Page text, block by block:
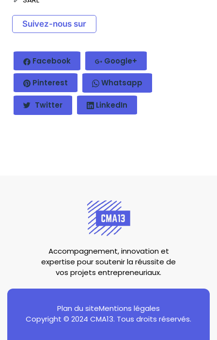
Suivez-nous sur
Facebook Google+
Pinterest Whatsapp
Twitter LinkedIn
Accompagnement, innovation et
expertise pour soutenir la réussite de
vos projets entrepreneuriaux.
Plan du siteMentions légales
Copyright © 2024 CMA13. Tous droits réservés.